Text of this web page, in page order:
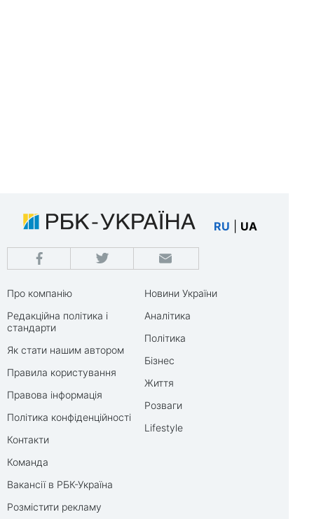
RU UA
Про компанію
Редакційна політика і
стандарти
Як стати нашим автором
Правила користування
Правова інформація
Політика конфіденційності
Контакти
Команда
Вакансії в РБК-Україна
Розмістити рекламу
Новини України
Аналітика
Політика
Бізнес
Життя
Розваги
Lifestyle